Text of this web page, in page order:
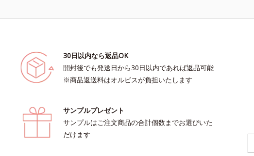
30日以内なら返品OK
開封後でも発送日から30日以内であれば返品可能
※商品返送料はオルビスが負担いたします
サンプルプレゼント
サンプルはご注文商品の合計個数までお選びいた
だけます